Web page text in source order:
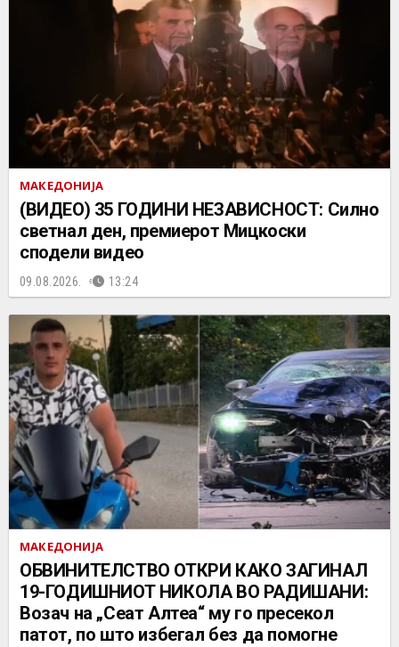
МАКЕДОНИЈА
(ВИДЕО) 35 ГОДИНИ НЕЗАВИСНОСТ: Силно
светнал ден, премиерот Мицкоски
сподели видео
09.08.2026. 13:24
МАКЕДОНИЈА
ОБВИНИТЕЛСТВО ОТКРИ КАКО ЗАГИНАЛ
19-ГОДИШНИОТ НИКОЛА ВО РАДИШАНИ:
Возач на „Сеат Алтеа“ му го пресекол
патот, по што избегал без да помогне